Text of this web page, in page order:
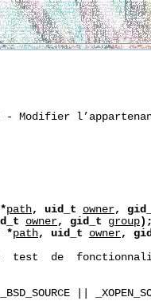
- Modifier
*path, uid_t owner,
owner, gid_t group
*path, uid_t owner,
test  de
||